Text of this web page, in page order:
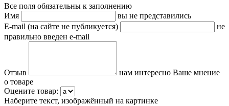
Все поля обязательны к заполнению
Имя
вы не представились
E-mail (на сайте не публикуется)
не
правильно введен e-mail
Отзыв
нам интересно Ваше мнение
о товаре
Оцените товар:
Наберите текст, изображённый на картинке